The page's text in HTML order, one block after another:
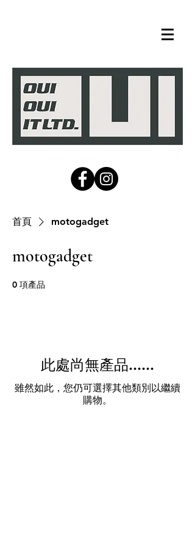
首頁 motogadget
motogadget
0 項產品
此處尚無產品......
雖然如此，您仍可選擇其他類別以繼續
購物。